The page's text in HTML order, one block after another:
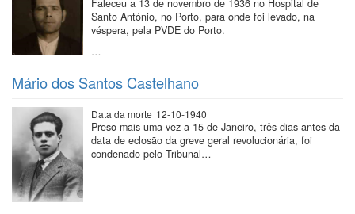
Faleceu a 13 de novembro de 1936 no Hospital de
Santo António, no Porto, para onde foi levado, na
véspera, pela PVDE do Porto.
…
Mário dos Santos Castelhano
Data da morte 12-10-1940
Preso mais uma vez a 15 de Janeiro, três dias antes da
data de eclosão da greve geral revolucionária, foi
condenado pelo Tribunal…